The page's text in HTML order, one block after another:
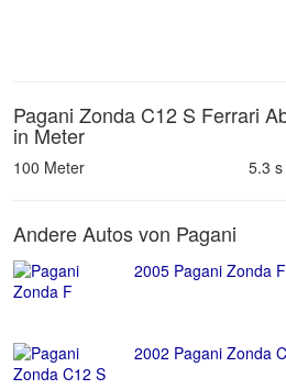
Pagani Zonda C12 S Ferrari
in Meter
100 Meter 5.3
Andere Autos von Pagani
2005 Pagani Zonda
2002 Pagani Zonda